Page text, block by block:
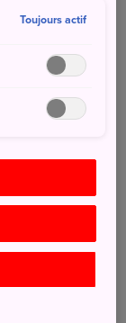
Toujours actif